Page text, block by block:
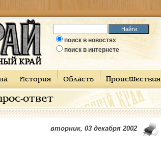
поиск в новостях
поиск в интернете
История Область Происшествия
ответ
вторник, 03 декабря 2002